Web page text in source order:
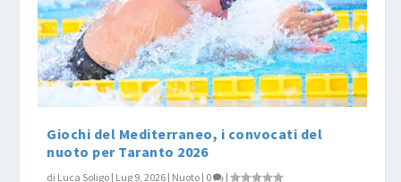
Giochi del Mediterraneo, i convocati del
nuoto per Taranto 2026
di Luca Soligo | Lug 9, 2026 | Nuoto | 0 |